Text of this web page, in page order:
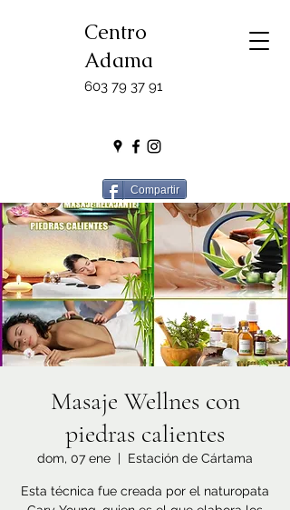
Centro
Adama
603 79 37 91
Compartir
Masaje Wellnes con
piedras calientes
dom, 07 ene
  |
Estación de Cártama
Esta técnica fue creada por el naturopata